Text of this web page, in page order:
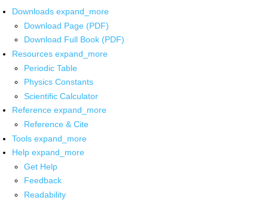
Downloads expand_more
Download Page (PDF)
Download Full Book (PDF)
Resources expand_more
Periodic Table
Physics Constants
Scientific Calculator
Reference expand_more
Reference & Cite
Tools expand_more
Help expand_more
Get Help
Feedback
Readability